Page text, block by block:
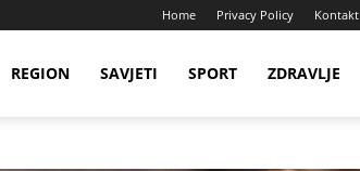
Home Privacy Policy Kontakt
REGION SAVJETI SPORT ZDRAVLJE